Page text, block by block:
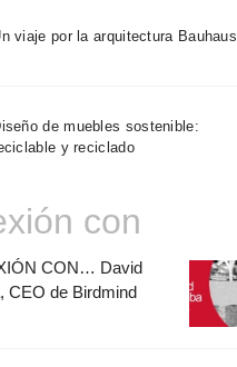
viaje por la arquitectura Bauhaus
de muebles sostenible:
y reciclado
con
CON… David
CEO de Birdmind